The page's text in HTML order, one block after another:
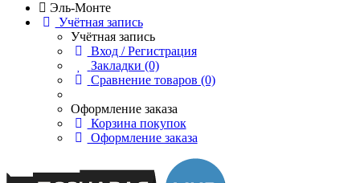
Эль-Монте
Учётная запись
Учётная запись
Вход / Регистрация
Закладки (0)
Сравнение товаров (0)
Оформление заказа
Корзина покупок
Оформление заказа